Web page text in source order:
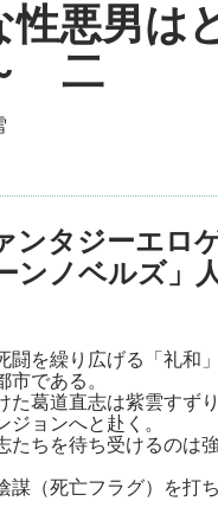
悪男は
二
タジーエロ
ンノベルズ」
を繰り広げる「礼和
である。
た葛道直志は紫雲すず
ョンへと赴く。
たちを待ち受けるのは
謀（死亡フラグ）を打